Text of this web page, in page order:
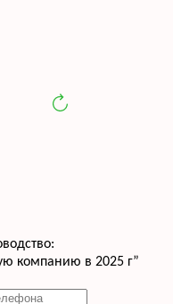
компанию в 2025 г”